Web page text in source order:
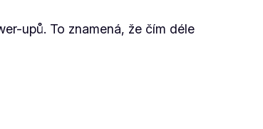
upů. To znamená, že čím déle